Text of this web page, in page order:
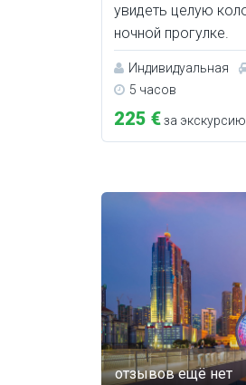
увидеть целую
ночной прогулке.
Индивидуальная
5 часов
225 €за экскурсию